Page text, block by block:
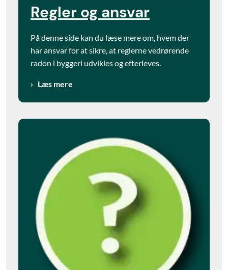
Regler og ansvar
På denne side kan du læse mere om, hvem der
har ansvar for at sikre, at reglerne vedrørende
radon i byggeri udvikles og efterleves.
Læs mere